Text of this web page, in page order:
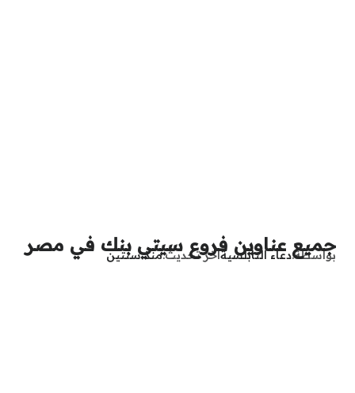
جميع عناوين فروع سيتي بنك في مصر
بواسطةدعاء النابلسيةآخر تحديثمنذ سنتين